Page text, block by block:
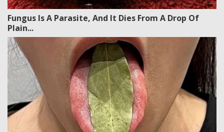
Fungus Is A Parasite, And It Dies From A Drop Of
Plain...